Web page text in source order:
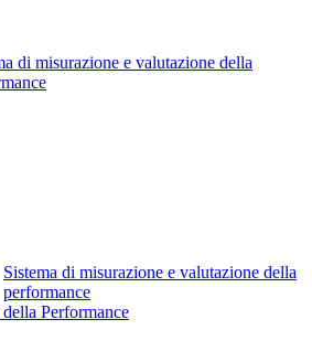
di misurazione e valutazione della
Sistema di misurazione e valutazione della
performance
Performance